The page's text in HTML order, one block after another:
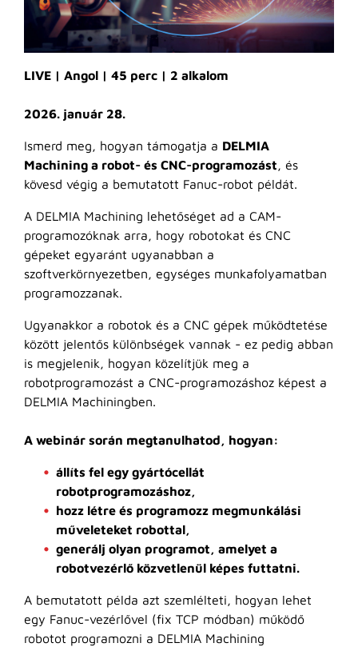
LIVE | Angol | 45 perc | 2 alkalom
2026. január 28.
Ismerd meg, hogyan támogatja a DELMIA
Machining a robot- és CNC-programozást, és
kövesd végig a bemutatott Fanuc-robot példát.
A DELMIA Machining lehetőséget ad a CAM-
programozóknak arra, hogy robotokat és CNC
gépeket egyaránt ugyanabban a
szoftverkörnyezetben, egységes munkafolyamatban
programozzanak.
Ugyanakkor a robotok és a CNC gépek működtetése
között jelentős különbségek vannak - ez pedig abban
is megjelenik, hogyan közelítjük meg a
robotprogramozást a CNC-programozáshoz képest a
DELMIA Machiningben.
A webinár során megtanulhatod, hogyan:
állíts fel egy gyártócellát
robotprogramozáshoz,
hozz létre és programozz megmunkálási
műveleteket robottal,
generálj olyan programot, amelyet a
robotvezérlő közvetlenül képes futtatni.
A bemutatott példa azt szemlélteti, hogyan lehet
egy Fanuc-vezérlővel (fix TCP módban) működő
robotot programozni a DELMIA Machining